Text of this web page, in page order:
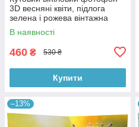
3D весняні квіти, підлога
зелена і рожева вінтажна
дошка, 50×50 см, №58615
В наявності
460 ₴ 530 ₴
Купити
–13%